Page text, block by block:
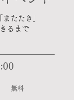
たたき」
るまで
無料